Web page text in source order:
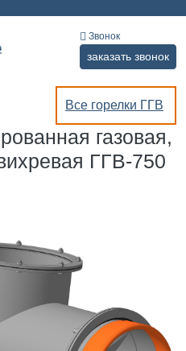
Звонок
заказать звонок
Все горелки ГГВ
газовая,
ГГВ-750